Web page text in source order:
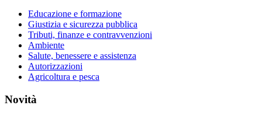
Educazione e formazione
Giustizia e sicurezza pubblica
Tributi, finanze e contravvenzioni
Ambiente
Salute, benessere e assistenza
Autorizzazioni
Agricoltura e pesca
Novità